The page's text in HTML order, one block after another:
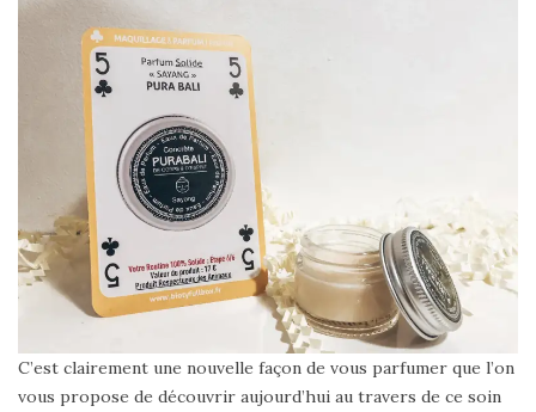
C’est clairement une nouvelle façon de vous parfumer que l’on
vous propose de découvrir aujourd’hui au travers de ce soin